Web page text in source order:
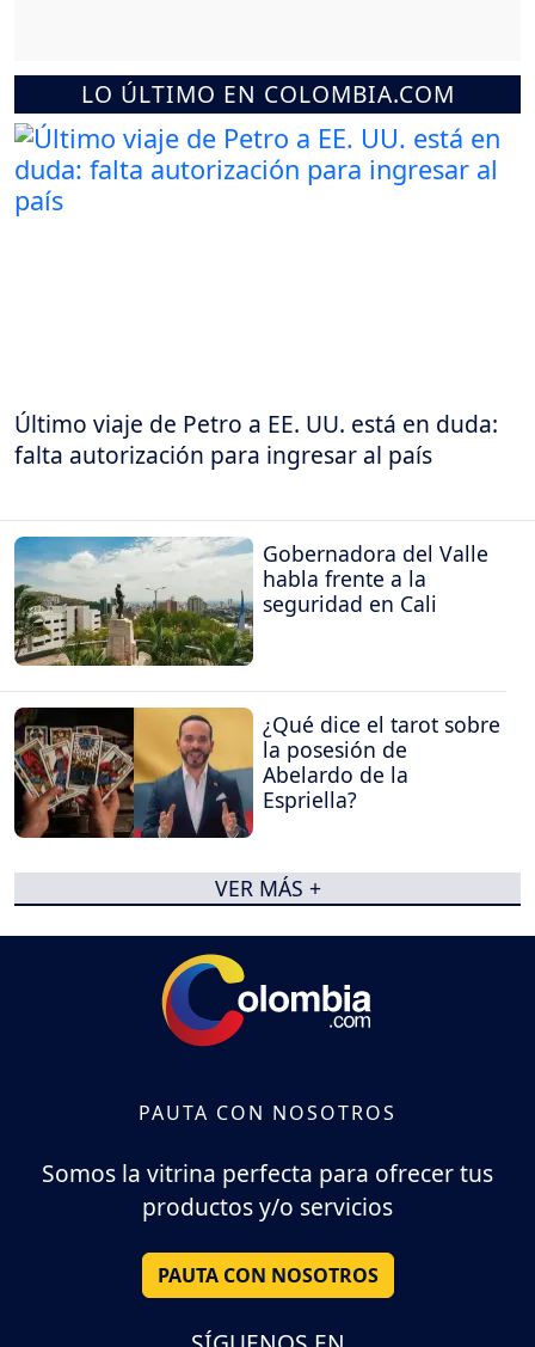
LO ÚLTIMO EN COLOMBIA.COM
Último viaje de Petro a EE. UU. está en duda:
falta autorización para ingresar al país
Gobernadora del Valle
habla frente a la
seguridad en Cali
¿Qué dice el tarot sobre
la posesión de
Abelardo de la
Espriella?
VER MÁS +
PAUTA CON NOSOTROS
Somos la vitrina perfecta para ofrecer tus
productos y/o servicios
PAUTA CON NOSOTROS